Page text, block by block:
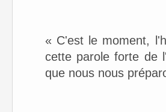
« C'est le moment,
cette parole forte de
que nous nous